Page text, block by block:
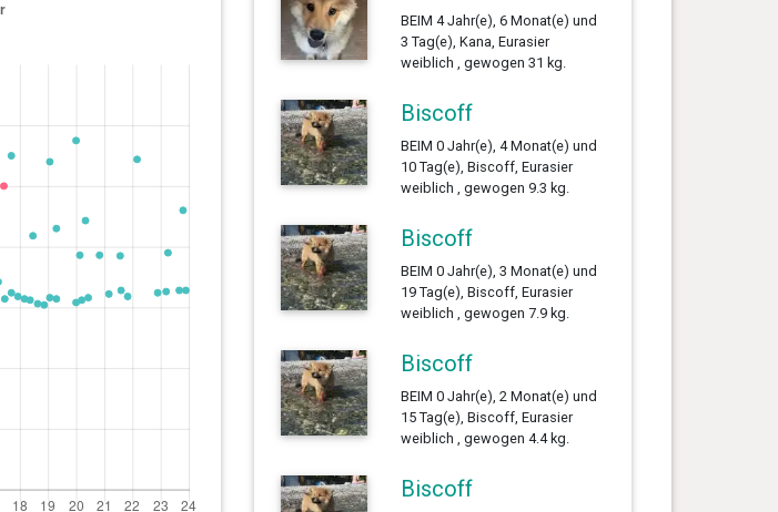
BEIM 4 Jahr(e), 6 Monat(e) und
3 Tag(e), Kana, Eurasier
weiblich , gewogen 31 kg.
Biscoff
BEIM 0 Jahr(e), 4 Monat(e) und
10 Tag(e), Biscoff, Eurasier
weiblich , gewogen 9.3 kg.
Biscoff
BEIM 0 Jahr(e), 3 Monat(e) und
19 Tag(e), Biscoff, Eurasier
weiblich , gewogen 7.9 kg.
Biscoff
BEIM 0 Jahr(e), 2 Monat(e) und
15 Tag(e), Biscoff, Eurasier
weiblich , gewogen 4.4 kg.
Biscoff